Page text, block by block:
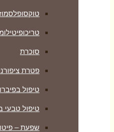
סוכרת
פטרת
טיפול
טיפול
שפעת –